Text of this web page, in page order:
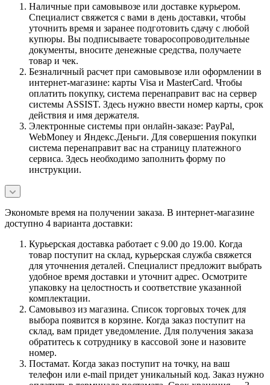
Наличные при самовывозе или доставке курьером.
Специалист свяжется с вами в день доставки, чтобы
уточнить время и заранее подготовить сдачу с любой
купюры. Вы подписываете товаросопроводительные
документы, вносите денежные средства, получаете
товар и чек.
Безналичный расчет при самовывозе или оформлении в
интернет-магазине: карты Visa и MasterCard. Чтобы
оплатить покупку, система перенаправит вас на сервер
системы ASSIST. Здесь нужно ввести номер карты, срок
действия и имя держателя.
Электронные системы при онлайн-заказе: PayPal,
WebMoney и Яндекс.Деньги. Для совершения покупки
система перенаправит вас на страницу платежного
сервиса. Здесь необходимо заполнить форму по
инструкции.
Экономьте время на получении заказа. В интернет-магазине
доступно 4 варианта доставки:
Курьерская доставка работает с 9.00 до 19.00. Когда
товар поступит на склад, курьерская служба свяжется
для уточнения деталей. Специалист предложит выбрать
удобное время доставки и уточнит адрес. Осмотрите
упаковку на целостность и соответствие указанной
комплектации.
Самовывоз из магазина. Список торговых точек для
выбора появится в корзине. Когда заказ поступит на
склад, вам придет уведомление. Для получения заказа
обратитесь к сотруднику в кассовой зоне и назовите
номер.
Постамат. Когда заказ поступит на точку, на ваш
телефон или e-mail придет уникальный код. Заказ нужно